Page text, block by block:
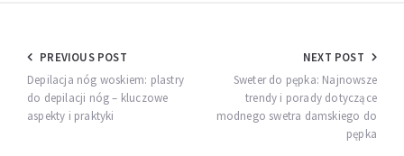
Nawigacja
wpisu
PREVIOUS POST
Depilacja nóg woskiem: plastry
do depilacji nóg – kluczowe
aspekty i praktyki
NEXT POST
Sweter do pępka: Najnowsze
trendy i porady dotyczące
modnego swetra damskiego do
pępka